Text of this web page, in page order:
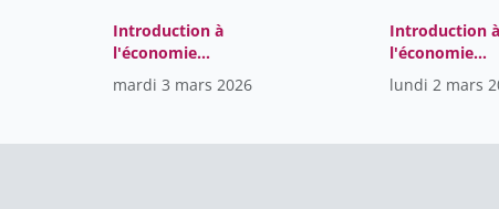
Introduction à
l'économie
internationale
mardi 3 mars 2026
Introduction à
l'économie
internationale
lundi 2 mars